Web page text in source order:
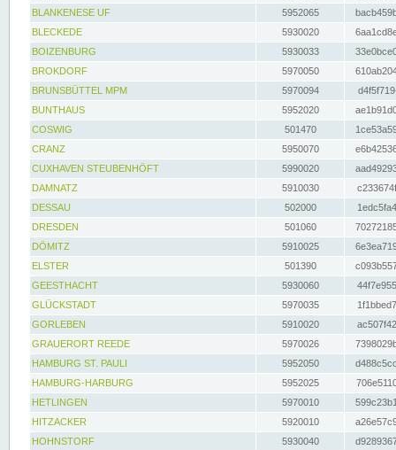
BLANKENESE UF
5952065
BLECKEDE
5930020
BOIZENBURG
5930033
BROKDORF
5970050
BRUNSBÜTTEL MPM
5970094
BUNTHAUS
5952020
COSWIG
501470
CRANZ
5950070
CUXHAVEN STEUBENHÖFT
5990020
DAMNATZ
5910030
DESSAU
502000
DRESDEN
501060
DÖMITZ
5910025
ELSTER
501390
GEESTHACHT
5930060
GLÜCKSTADT
5970035
GORLEBEN
5910020
GRAUERORT REEDE
5970026
HAMBURG ST. PAULI
5952050
HAMBURG-HARBURG
5952025
HETLINGEN
5970010
HITZACKER
5920010
HOHNSTORF
5930040